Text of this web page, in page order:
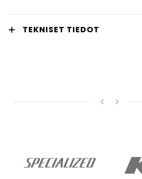
TEKNISET TIEDOT